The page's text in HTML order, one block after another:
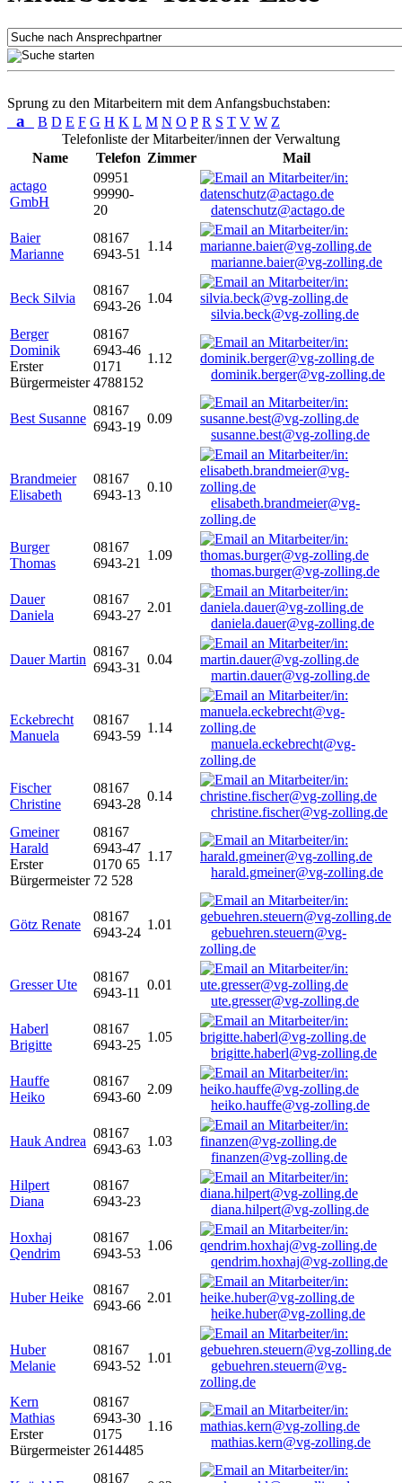
Sprung zu den Mitarbeitern mit dem Anfangsbuchstaben:
a B D E F G H K L M N O P R S T V W Z
Telefonliste der Mitarbeiter/innen der Verwaltung
Name
Telefon Zimmer
Mail
actago
GmbH
09951
99990-
20
datenschutz@actago.de
Baier
Marianne
08167
6943-51
1.14
marianne.baier@vg-zolling.de
Beck Silvia
08167
6943-26
1.04
silvia.beck@vg-zolling.de
Berger
Dominik
Erster
Bürgermeister
08167
6943-46
0171
4788152
1.12
dominik.berger@vg-zolling.de
Best Susanne
08167
6943-19
0.09
susanne.best@vg-zolling.de
Brandmeier
Elisabeth
08167
6943-13
0.10
elisabeth.brandmeier@vg-
zolling.de
Burger
Thomas
08167
6943-21
1.09
thomas.burger@vg-zolling.de
Dauer
Daniela
08167
6943-27
2.01
daniela.dauer@vg-zolling.de
Dauer Martin
08167
6943-31
0.04
martin.dauer@vg-zolling.de
Eckebrecht
Manuela
08167
6943-59
1.14
manuela.eckebrecht@vg-
zolling.de
Fischer
Christine
08167
6943-28
0.14
christine.fischer@vg-zolling.de
Gmeiner
Harald
Erster
Bürgermeister
08167
6943-47
0170 65
72 528
1.17
harald.gmeiner@vg-zolling.de
Götz Renate
08167
6943-24
1.01
gebuehren.steuern@vg-
zolling.de
Gresser Ute
08167
6943-11
0.01
ute.gresser@vg-zolling.de
Haberl
Brigitte
08167
6943-25
1.05
brigitte.haberl@vg-zolling.de
Hauffe
Heiko
08167
6943-60
2.09
heiko.hauffe@vg-zolling.de
Hauk Andrea
08167
6943-63
1.03
finanzen@vg-zolling.de
Hilpert
Diana
08167
6943-23
diana.hilpert@vg-zolling.de
Hoxhaj
Qendrim
08167
6943-53
1.06
qendrim.hoxhaj@vg-zolling.de
Huber Heike
08167
6943-66
2.01
heike.huber@vg-zolling.de
Huber
Melanie
08167
6943-52
1.01
gebuehren.steuern@vg-
zolling.de
Kern
Mathias
Erster
Bürgermeister
08167
6943-30
0175
2614485
1.16
mathias.kern@vg-zolling.de
08167